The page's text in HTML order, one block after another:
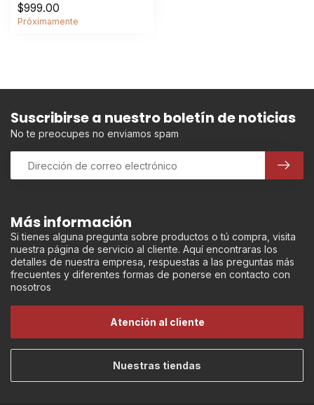
$999.00
Próximamente
Más información
Si tienes alguna pregunta sobre productos o tú compra, visita
nuestra página de servicio al cliente. Aquí encontraras los
detalles de nuestra empresa, respuestas a las preguntas más
frecuentes y diferentes formas de ponerse en contacto con
nosotros
Atención al cliente
Nuestras tiendas
Suscribirse a nuestro boletín de noticias
No te preocupes no enviamos spam